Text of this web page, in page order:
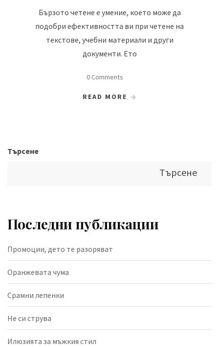
Бързото четене е умение, което може да
подобри ефективността ви при четене на
текстове, учебни материали и други
документи. Ето
0 Comments
READ MORE
Търсене
Търсене
Последни публикации
Промоции, дето те разоряват
Оранжевата чума
Срамни лепенки
Не си струва
Илюзията за мъжкия стил